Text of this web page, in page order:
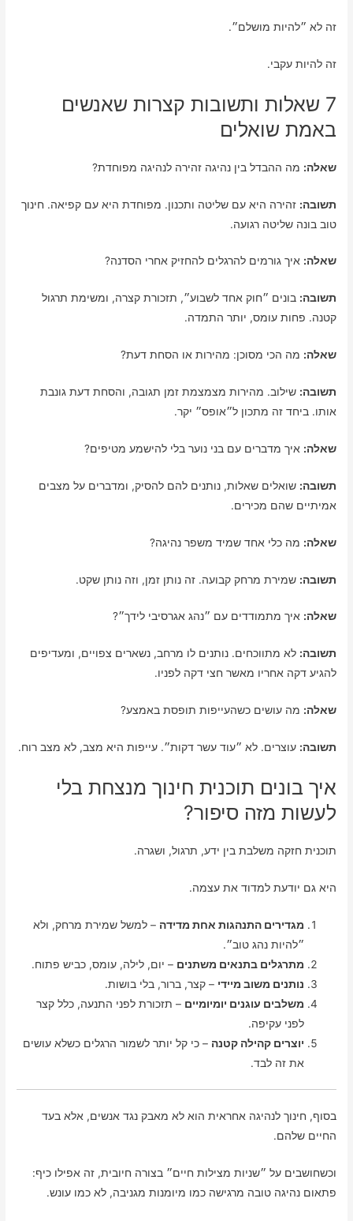
זה לא ״להיות מושלם״.
זה להיות עקבי.
7 שאלות ותשובות קצרות שאנשים
באמת שואלים
שאלה: מה ההבדל בין נהיגה זהירה לנהיגה מפוחדת?
תשובה: זהירה היא עם שליטה ותכנון. מפוחדת היא עם קפיאה. חינוך
טוב בונה שליטה רגועה.
שאלה: איך גורמים להרגלים להחזיק אחרי הסדנה?
תשובה: בונים ״חוק אחד לשבוע״, תזכורת קצרה, ומשימת תרגול
קטנה. פחות עומס, יותר התמדה.
שאלה: מה הכי מסוכן: מהירות או הסחת דעת?
תשובה: שילוב. מהירות מצמצמת זמן תגובה, והסחת דעת גונבת
אותו. ביחד זה מתכון ל״אופס״ יקר.
שאלה: איך מדברים עם בני נוער בלי להישמע מטיפים?
תשובה: שואלים שאלות, נותנים להם להסיק, ומדברים על מצבים
אמיתיים שהם מכירים.
שאלה: מה כלי אחד שמיד משפר נהיגה?
תשובה: שמירת מרחק קבועה. זה נותן זמן, וזה נותן שקט.
שאלה: איך מתמודדים עם ״נהג אגרסיבי לידך״?
תשובה: לא מתווכחים. נותנים לו מרחב, נשארים צפויים, ומעדיפים
להגיע דקה אחריו מאשר חצי דקה לפניו.
שאלה: מה עושים כשהעייפות תופסת באמצע?
תשובה: עוצרים. לא ״עוד עשר דקות״. עייפות היא מצב, לא מצב רוח.
איך בונים תוכנית חינוך מנצחת בלי
לעשות מזה סיפור?
תוכנית חזקה משלבת בין ידע, תרגול, ושגרה.
היא גם יודעת למדוד את עצמה.
מגדירים התנהגות אחת מדידה – למשל שמירת מרחק, ולא
״להיות נהג טוב״.
מתרגלים בתנאים משתנים – יום, לילה, עומס, כביש פתוח.
נותנים משוב מיידי – קצר, ברור, בלי בושות.
משלבים עוגנים יומיומיים – תזכורת לפני התנעה, כלל קצר
לפני עקיפה.
יוצרים קהילה קטנה – כי קל יותר לשמור הרגלים כשלא עושים
את זה לבד.
בסוף, חינוך לנהיגה אחראית הוא לא מאבק נגד אנשים, אלא בעד
החיים שלהם.
וכשחושבים על ״שניות מצילות חיים״ בצורה חיובית, זה אפילו כיף:
פתאום נהיגה טובה מרגישה כמו מיומנות מגניבה, לא כמו עונש.